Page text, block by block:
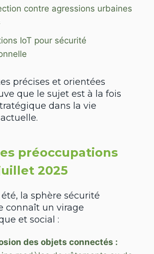
contre agressions urbaines
IoT pour sécurité
précises et orientées
que le sujet est à la fois
dans la vie
préoccupations
2025
la sphère sécurité
connaît un virage
et social :
des objets connectés :